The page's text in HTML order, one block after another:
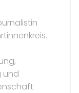
und